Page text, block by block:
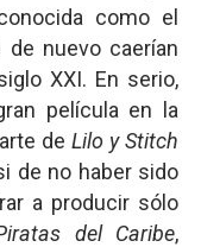
como el
de nuevo caerían
XXI. En serio,
película en la
de Lilo y Stitch
de no haber sido
a producir sólo
del Caribe,